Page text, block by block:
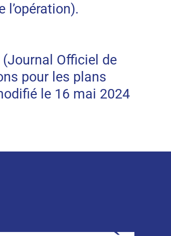
l’opération).
(Journal Officiel de
pour les plans
le 16 mai 2024